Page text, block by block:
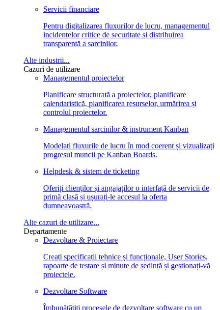
Servicii financiare
Pentru digitalizarea fluxurilor de lucru, managementul
incidentelor critice de securitate și distribuirea
transparentă a sarcinilor.
Alte industrii...
Cazuri de utilizare
Managementul proiectelor
Planificare structurată a proiectelor, planificare
calendaristică, planificarea resurselor, urmărirea și
controlul proiectelor.
Managementul sarcinilor & instrument Kanban
Modelați fluxurile de lucru în mod coerent și vizualizați
progresul muncii pe Kanban Boards.
Helpdesk & sistem de ticketing
Oferiți clienților și angajaților o interfață de servicii de
primă clasă și ușurați-le accesul la oferta
dumneavoastră.
Alte cazuri de utilizare...
Departamente
Dezvoltare & Proiectare
Creați specificații tehnice și funcționale, User Stories,
rapoarte de testare și minute de ședință și gestionați-vă
proiectele.
Dezvoltare Software
Îmbunătățiți procesele de dezvoltare software cu un